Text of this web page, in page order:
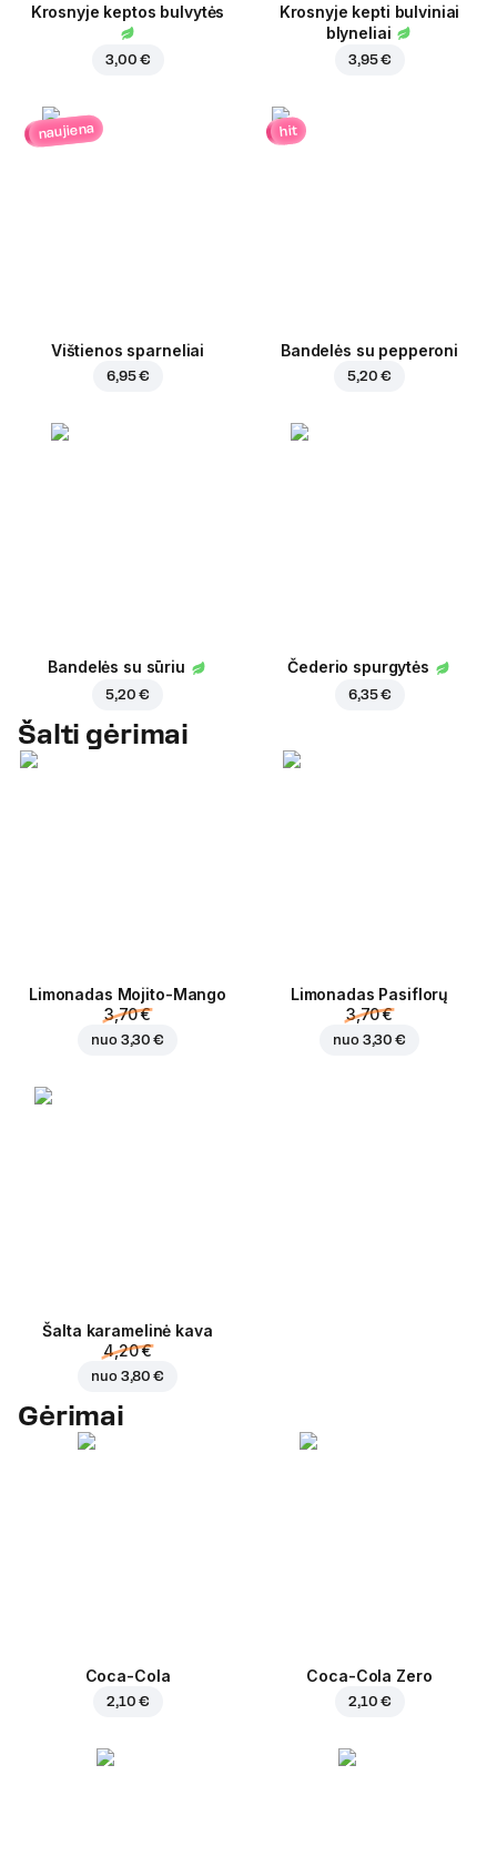
Krosnyje keptos bulvytės
3,00 €
Krosnyje kepti bulviniai
blyneliai
3,95 €
naujiena
Vištienos sparneliai
6,95 €
hit
Bandelės su pepperoni
5,20 €
Bandelės su sūriu
5,20 €
Čederio spurgytės
6,35 €
Šalti gėrimai
Limonadas Mojito-Mango
3,70 €
nuo 3,30 €
Limonadas Pasiflorų
3,70 €
nuo 3,30 €
Šalta karamelinė kava
4,20 €
nuo 3,80 €
Gėrimai
Coca-Cola
2,10 €
Coca-Cola Zero
2,10 €